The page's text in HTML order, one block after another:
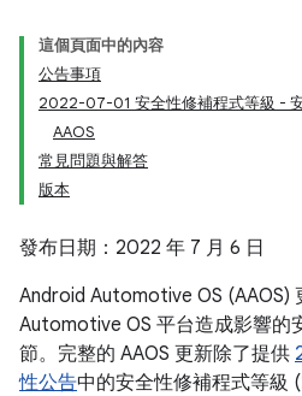
這個頁面中的內容
公告事項
2022-07-01 安全性修補程式等級 -
AAOS
常見問題與解答
版本
發布日期：2022 年 7 月 6 日
Android Automotive OS (AAOS)
Automotive OS 平台造成影響的
節。完整的 AAOS 更新除了提供
性公告中的安全性修補程式等